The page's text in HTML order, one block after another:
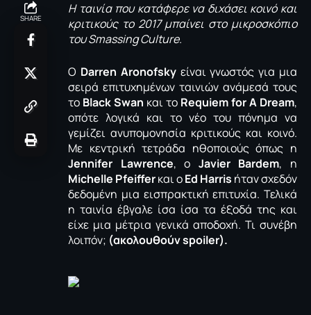
SHARE
Η ταινία που κατάφερε να διχάσει κοινό και
κριτικούς το 2017 μπαίνει στο μικροσκόπιο
τουSmassingCulture.
O Darren Aronofskyείναι γνωστός για μια
σειρά επιτυχημένων ταινιών ανάμεσά τους
το BlackSwan και το RequiemforA Dream,
οπότε λογικά και το νέο του πόνημα να
γεμίζει ανυπομονησία κριτικούς και κοινό.
Με κεντρική τετράδα ηθοποιούς όπως η
Jennifer Lawrence, ο Javier Bardem, η
Michelle Pfeifferκαι οEd Harris ήταν σχεδόν
δεδομένη μια εισπρακτική επιτυχία. Τελικά
η ταινία έβγαλε ίσα ίσα τα έξοδά της και
είχε μια μέτρια γενικά αποδοχή. Τι συνέβη
λοιπόν; (ακολουθούν spoiler).